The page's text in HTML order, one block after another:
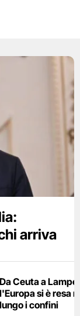
arriva
Da Ceuta a
l'Europa si è resa
lungo i confini